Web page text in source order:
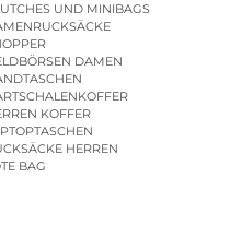
UND MINIBAGS
DAMEN
KOFFER
HERREN
BAG